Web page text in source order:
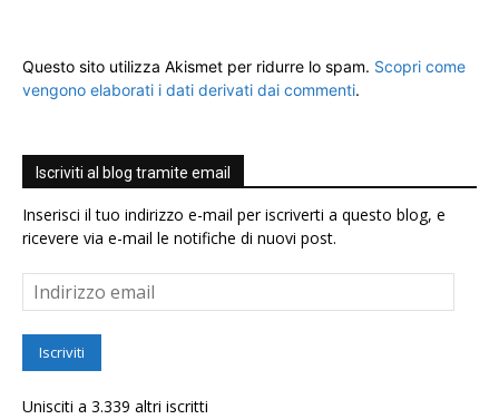
Questo sito utilizza Akismet per ridurre lo spam. Scopri come
vengono elaborati i dati derivati dai commenti.
Iscriviti al blog tramite email
Inserisci il tuo indirizzo e-mail per iscriverti a questo blog, e
ricevere via e-mail le notifiche di nuovi post.
Indirizzo
email
Iscriviti
Unisciti a 3.339 altri iscritti